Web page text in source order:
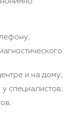
и на дому;
специалистов;